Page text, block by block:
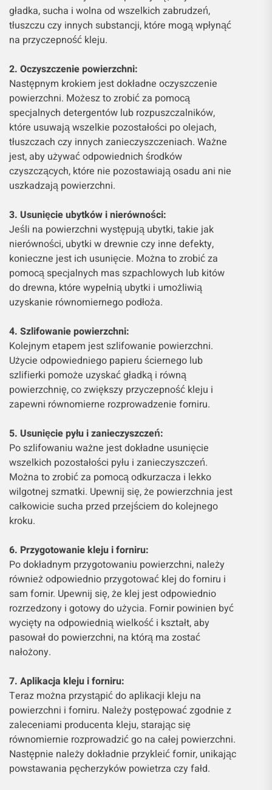
gładka, sucha i wolna od wszelkich zabrudzeń,
tłuszczu czy innych substancji, które mogą wpłynąć
na przyczepność kleju.
2. Oczyszczenie powierzchni:
Następnym krokiem jest dokładne oczyszczenie
powierzchni. Możesz to zrobić za pomocą
specjalnych detergentów lub rozpuszczalników,
które usuwają wszelkie pozostałości po olejach,
tłuszczach czy innych zanieczyszczeniach. Ważne
jest, aby używać odpowiednich środków
czyszczących, które nie pozostawiają osadu ani nie
uszkadzają powierzchni.
3. Usunięcie ubytków i nierówności:
Jeśli na powierzchni występują ubytki, takie jak
nierówności, ubytki w drewnie czy inne defekty,
konieczne jest ich usunięcie. Można to zrobić za
pomocą specjalnych mas szpachlowych lub kitów
do drewna, które wypełnią ubytki i umożliwią
uzyskanie równomiernego podłoża.
4. Szlifowanie powierzchni:
Kolejnym etapem jest szlifowanie powierzchni.
Użycie odpowiedniego papieru ściernego lub
szlifierki pomoże uzyskać gładką i równą
powierzchnię, co zwiększy przyczepność kleju i
zapewni równomierne rozprowadzenie forniru.
5. Usunięcie pyłu i zanieczyszczeń:
Po szlifowaniu ważne jest dokładne usunięcie
wszelkich pozostałości pyłu i zanieczyszczeń.
Można to zrobić za pomocą odkurzacza i lekko
wilgotnej szmatki. Upewnij się, że powierzchnia jest
całkowicie sucha przed przejściem do kolejnego
kroku.
6. Przygotowanie kleju i forniru:
Po dokładnym przygotowaniu powierzchni, należy
również odpowiednio przygotować klej do forniru i
sam fornir. Upewnij się, że klej jest odpowiednio
rozrzedzony i gotowy do użycia. Fornir powinien być
wycięty na odpowiednią wielkość i kształt, aby
pasował do powierzchni, na którą ma zostać
nałożony.
7. Aplikacja kleju i forniru:
Teraz można przystąpić do aplikacji kleju na
powierzchni i forniru. Należy postępować zgodnie z
zaleceniami producenta kleju, starając się
równomiernie rozprowadzić go na całej powierzchni.
Następnie należy dokładnie przykleić fornir, unikając
powstawania pęcherzyków powietrza czy fałd.